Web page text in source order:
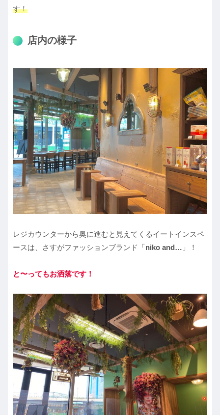
す！
店内の様子
レジカウンターから奥に進むと見えてくるイートインスペ
ースは、さすがファッションブランド「niko and… 」！
と〜ってもお洒落です！